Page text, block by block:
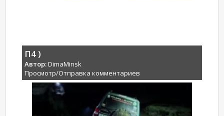
П4 )
Автор:DimaMinsk
Просмотр/Отправка комментариев